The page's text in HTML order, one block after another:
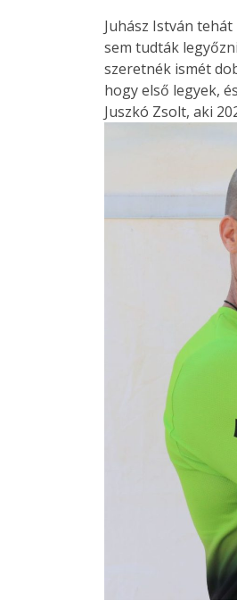
Juhász István
sem tudták
szeretnék ismét
hogy első legyek,
Juszkó Zsolt, aki